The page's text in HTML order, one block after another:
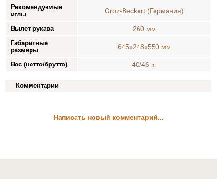
Рекомендуемые
иглы
Groz-Beckert (Германия)
Вылет рукава 260 мм
Габаритные
размеры
645x248x550 мм
Вес (нетто/брутто) 40/46 кг
Комментарии
Написать новый комментарий...